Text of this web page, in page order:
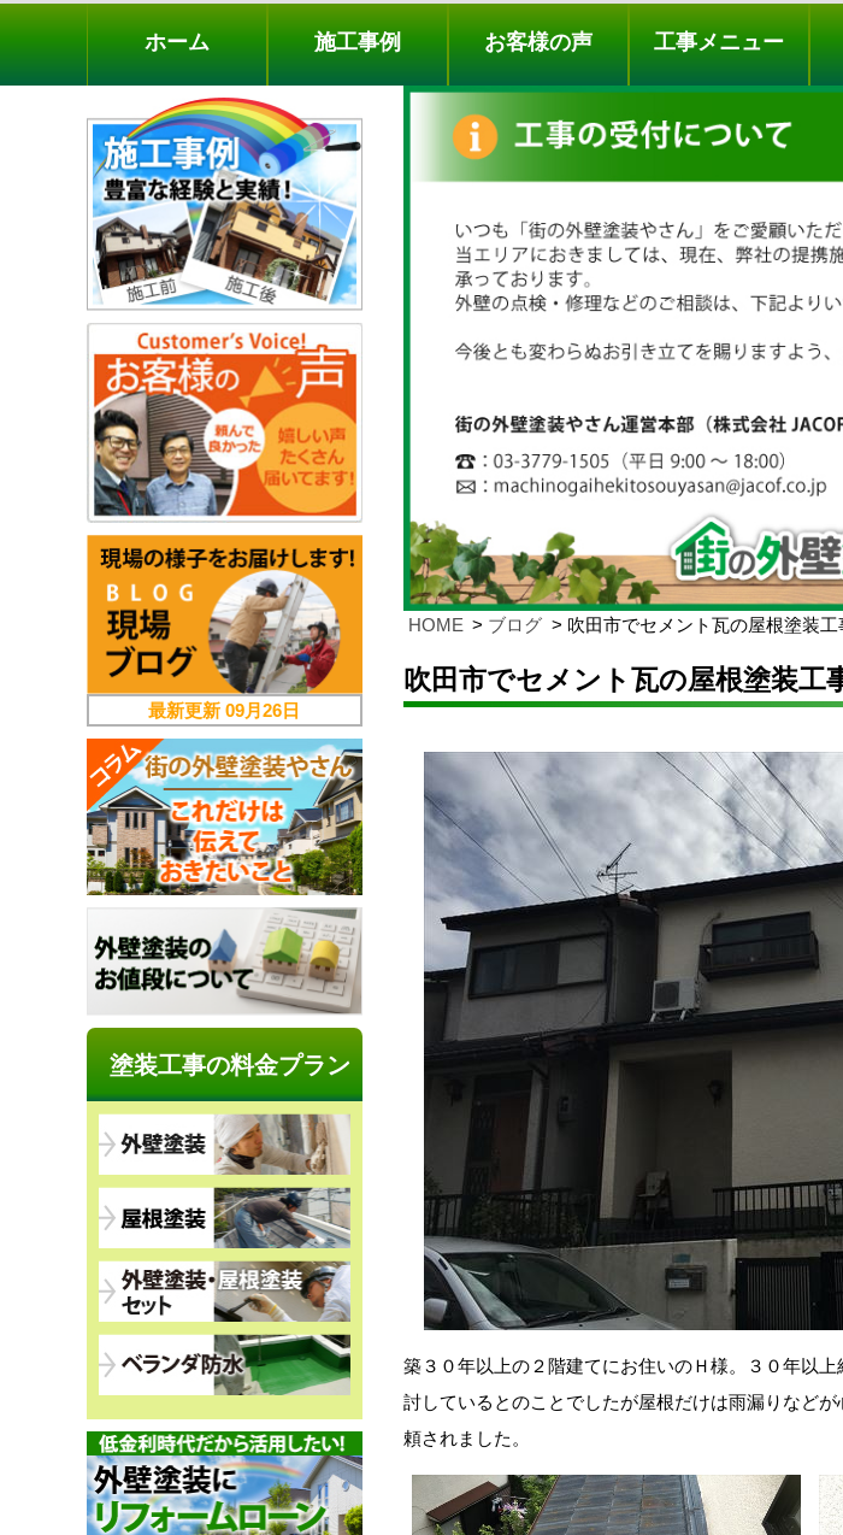
料金プラン
ホーム 施工事例 お客様の声 工事メニュー
HOME ブログ 吹田市でセメント瓦の屋根塗装工
吹田市でセメント瓦の屋根塗装工
築３０年以上の２階建てにお住いのＨ様。３０年以
討しているとのことでしたが屋根だけは雨漏りなど
頼されました。
最新更新09月26日
塗装工事の料金プラン